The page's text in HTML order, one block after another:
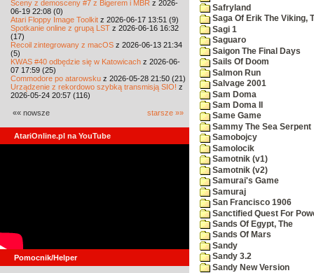
Sceny z demosceny #7 z Bigerem i MBR z 2026-
06-19 22:08 (0)
Atari Floppy Image Toolkit z 2026-06-17 13:51 (9)
Spotkanie online z grupą LST z 2026-06-16 16:32
(17)
Recoil zintegrowany z macOS z 2026-06-13 21:34
(5)
KWAS #40 odbędzie się w Katowicach z 2026-06-
07 17:59 (25)
Commodore po atarowsku z 2026-05-28 21:50 (21)
Urządzenie z rekordowo szybką transmisją SIO! z
2026-05-24 20:57 (116)
«« nowsze starsze »»
AtariOnline.pl na YouTube
Pomocnik/Helper
Safryland
Saga Of Erik The Viking,
Sagi 1
Saguaro
Saigon The Final Days
Sails Of Doom
Salmon Run
Salvage 2001
Sam Doma
Sam Doma II
Same Game
Sammy The Sea Serpent
Samobojcy
Samolocik
Samotnik (v1)
Samotnik (v2)
Samurai's Game
Samuraj
San Francisco 1906
Sanctified Quest For
Sands Of Egypt, The
Sands Of Mars
Sandy
Sandy 3.2
Sandy New Version